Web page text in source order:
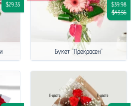
$29.33
$39.98
$43.56
Букет "Прекрасен"